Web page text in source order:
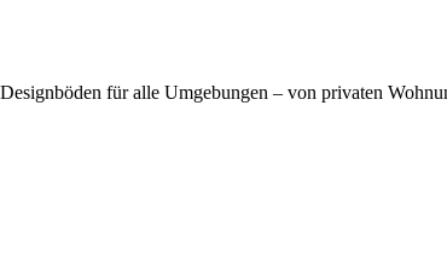
Designböden für alle Umgebungen – von privaten